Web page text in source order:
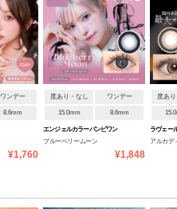
ワンデー
8.6mm
¥1,760
度あり・なし ワンデー
15.0mm 8.6mm
エンジェルカラーバンビワン
ブルーベリームーン
¥1,848
度あ
ラヴェー
アルカデ